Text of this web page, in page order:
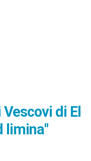
di El
limina"